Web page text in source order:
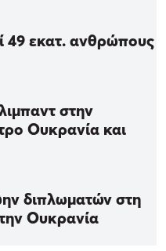
49 εκατ. ανθρώπους
στην
Ουκρανία και
διπλωματών στη
Ουκρανία